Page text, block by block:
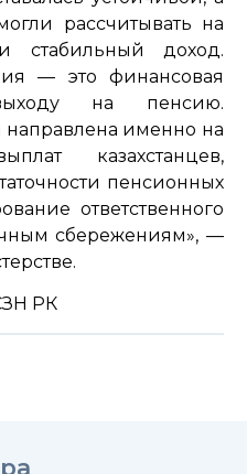
рассчитывать на
стабильный доход.
— это финансовая
на пенсию.
именно на
казахстанцев,
пенсионных
ответственного
сбережениям», —
РК